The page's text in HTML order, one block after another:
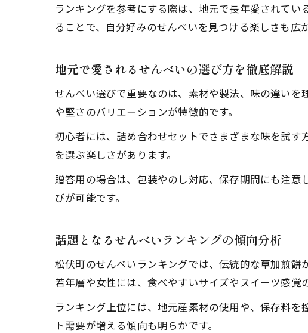
迷っ
ランキングを参考にする際は、地元で長年愛されて
ることで、自分好みのせんべいを見つける楽しさも広が
地元で愛されるせんべいの選び方を徹底解説
せんべい選びで重要なのは、素材や製法、味の違い
や堅さのバリエーションが特徴的です。
初心者には、詰め合わせセットでさまざまな味を試
を選ぶ楽しさがあります。
贈答用の場合は、包装やのし対応、保存期間にも注
びが可能です。
話題となるせんべいランキングの傾向分析
松伏町のせんべいランキングでは、伝統的な草加煎
若年層や女性には、食べやすいサイズやスイーツ感覚
ランキング上位には、地元産素材の使用や、保存料
ト需要が増える傾向も明らかです。